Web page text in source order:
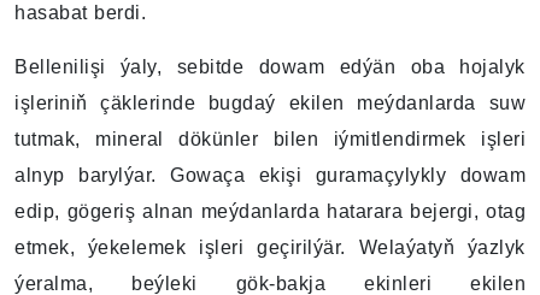
hasabat berdi.
Bellenilişi ýaly, sebitde dowam edýän oba hojalyk
işleriniň çäklerinde bugdaý ekilen meýdanlarda suw
tutmak, mineral dökünler bilen iýmitlendirmek işleri
alnyp barylýar. Gowaça ekişi guramaçylykly dowam
edip, gögeriş alnan meýdanlarda hatarara bejergi, otag
etmek, ýekelemek işleri geçirilýär. Welaýatyň ýazlyk
ýeralma, beýleki gök-bakja ekinleri ekilen